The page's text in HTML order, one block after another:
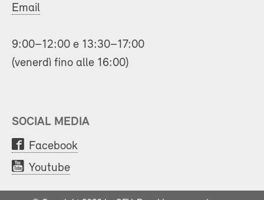
Email
9:00–12:00 e 13:30–17:00
(venerdì fino alle 16:00)
SOCIAL MEDIA
Facebook
Youtube